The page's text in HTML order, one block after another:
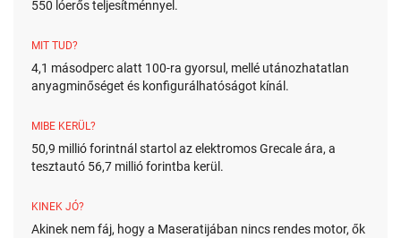
550 lóerős teljesítménnyel.
MIT TUD?
4,1 másodperc alatt 100-ra gyorsul, mellé utánozhatatlan
anyagminőséget és konfigurálhatóságot kínál.
MIBE KERÜL?
50,9 millió forintnál startol az elektromos Grecale ára, a
tesztautó 56,7 millió forintba kerül.
KINEK JÓ?
Akinek nem fáj, hogy a Maseratijában nincs rendes motor, ők